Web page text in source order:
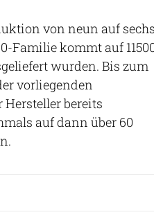
von neun auf sechs
Familie kommt auf
wurden. Bis zum
vorliegenden
Hersteller bereits
auf dann über 60